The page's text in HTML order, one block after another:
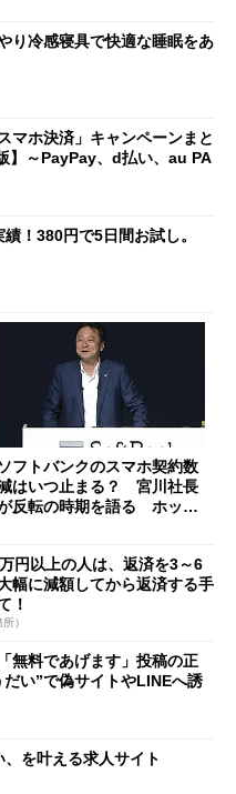
り冷感寝具で快適な睡眠をあ
マホ決済」キャンペーンまと
】～PayPay、d払い、au PA
！380円で5日間お試し。
フトバンクのスマホ契約数
はいつ止まる？ 宮川社長
反転の時期を語る ホッピ
円以上の人は、返済を3～6
幅に減額してから返済する手
！
）
無料であげます」投稿の正
い”で偽サイトやLINEへ誘
を叶える求人サイト